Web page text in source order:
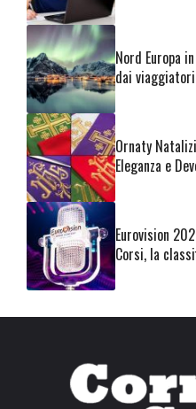
Nord Europa
dai viaggiatori
Ornaty
Eleganza e
Eurovision
Corsi, la